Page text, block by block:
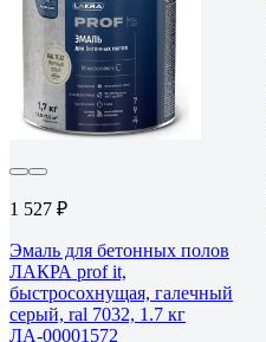
1 527 ₽
Эмаль для бетонных полов
ЛАКРА prof it,
быстросохнущая, галечный
серый, ral 7032, 1.7 кг
ЛА-00001572